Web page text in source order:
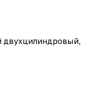
двухцилиндровый,